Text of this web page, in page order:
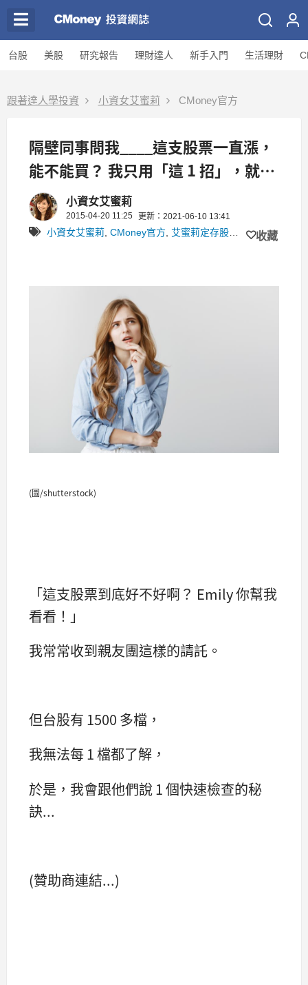
台股 美股 研究報告 理財達人 新手入門 生活理財
跟著達人學投資 小資女艾蜜莉 CMoney官方
隔壁同事問我____這支股票一直漲，
能不能買？ 我只用「這 1 招」，就看
透了這是炒作的「地雷股」！
小資女艾蜜莉
2015-04-20 11:25 更新：2021-06-10 13:41
小資女艾蜜莉 CMoney官方 艾蜜莉定存股 艾蜜莉新手理財
收藏
(圖/shutterstock)
「這支股票到底好不好啊？ Emily 你幫我
看看！」
我常常收到親友團這樣的請託。
但台股有 1500 多檔，
我無法每 1 檔都了解，
於是，我會跟他們說 1 個快速檢查的秘
訣...
(贊助商連結...)